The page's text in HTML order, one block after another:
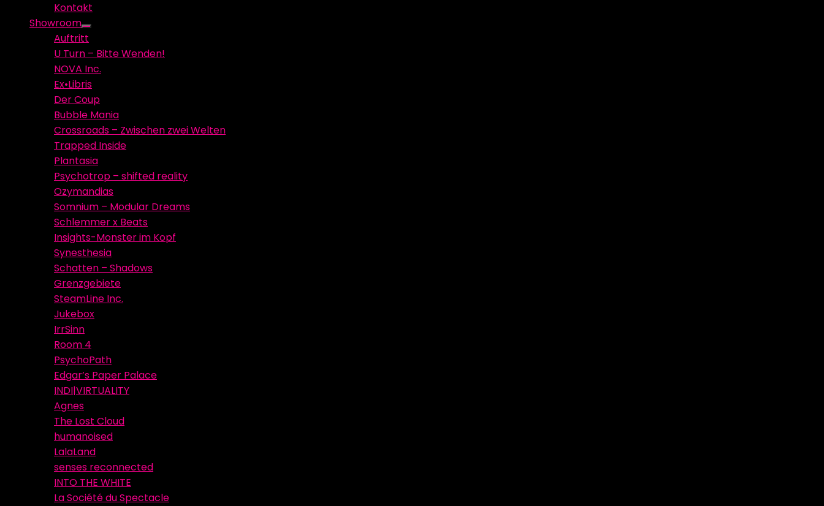
Kontakt
Showroom
Show
sub
menu
Auftritt
U Turn – Bitte Wenden!
NOVA Inc.
Ex•Libris
Der Coup
Bubble Mania
Crossroads – Zwischen zwei Welten
Trapped Inside
Plantasia
Psychotrop – shifted reality
Ozymandias
Somnium – Modular Dreams
Schlemmer x Beats
Insights-Monster im Kopf
Synesthesia
Schatten – Shadows
Grenzgebiete
SteamLine Inc.
Jukebox
IrrSinn
Room 4
PsychoPath
Edgar’s Paper Palace
INDI|VIRTUALITY
Agnes
The Lost Cloud
humanoised
LalaLand
senses reconnected
INTO THE WHITE
La Société du Spectacle